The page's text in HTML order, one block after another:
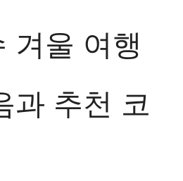
겨울 여행
과 추천 코